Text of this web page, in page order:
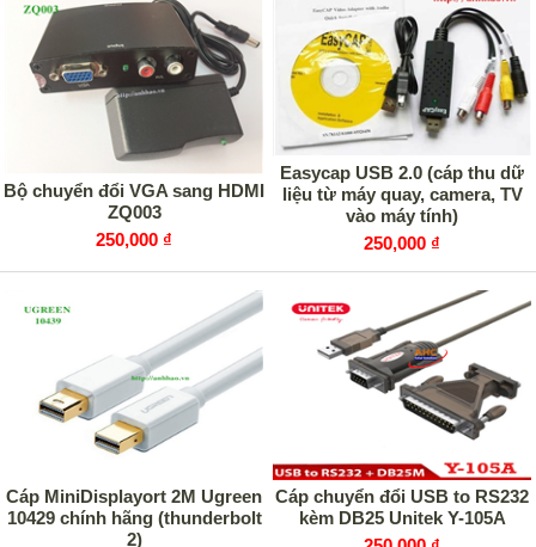
Bộ chuyển đổi VGA sang HDMI
ZQ003
250,000 ₫
Easycap USB 2.0 (cáp thu dữ
liệu từ máy quay, camera, TV
vào máy tính)
250,000 ₫
Cáp MiniDisplayort 2M Ugreen
10429 chính hãng (thunderbolt
2)
Cáp chuyển đổi USB to RS232
kèm DB25 Unitek Y-105A